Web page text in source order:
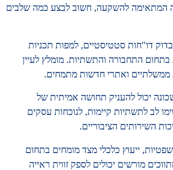
המתאימה להשקעה, חשוב לבצע כמה שלבים
דו"חות סטטיסטיים, למפות תכניות
התחבורה והתשתיות. מומלץ לעיין
ממשלתיים ואתרי חדשות מתמחים.
יכול להעניק תחושה אמיתית של
לב לתשתיות קיימות, לנוכחות עסקים
השירותים הציבוריים.
משפטיות, ייעוץ כלכלי מצד מומחים בתחום
מורשים יכולים לספק זווית ראייה